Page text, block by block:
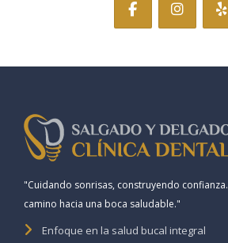
"Cuidando sonrisas, construyendo confianza.
camino hacia una boca saludable."
Enfoque en la salud bucal integral